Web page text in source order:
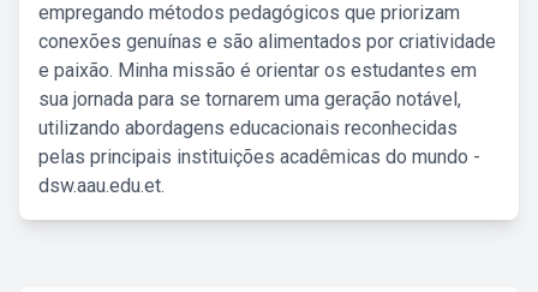
empregando métodos pedagógicos que priorizam
conexões genuínas e são alimentados por criatividade
e paixão. Minha missão é orientar os estudantes em
sua jornada para se tornarem uma geração notável,
utilizando abordagens educacionais reconhecidas
pelas principais instituições acadêmicas do mundo -
dsw.aau.edu.et.